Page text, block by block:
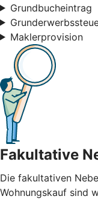
Grundbucheintrag
Maklerprovision
Fakultative
Die fakultativen
Wohnungskauf sind